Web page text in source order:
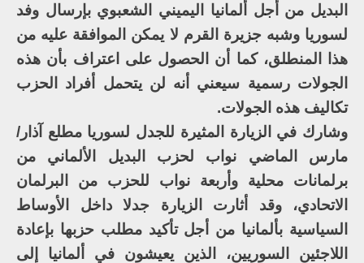
البديل من أجل ألمانيا اليميني الشعبوي بإرسال وفد
لسوريا وشبه جزيرة القرم لا يمكن الموافقة عليه من
هذا المنطلق، كما أن الحصول على اعتراف بأن هذه
الجولات رسمية سيعني أنه لن يتحمل أفراد الحزب
تكاليف هذه الجولات.
وشارك في الزيارة المثيرة للجدل لسوريا مطلع آذار/
مارس الماضي نواب لحزب البديل الألماني من
برلمانات محلية وأربعة نواب للحزب من البرلمان
الاتحادي، وقد أثارت الزيارة جدلا داخل الأوساط
السياسية بألمانيا من أجل تأكيد مطلب حزبها بإعادة
اللاجئين السوريين، الذين يعيشون في ألمانيا إلى